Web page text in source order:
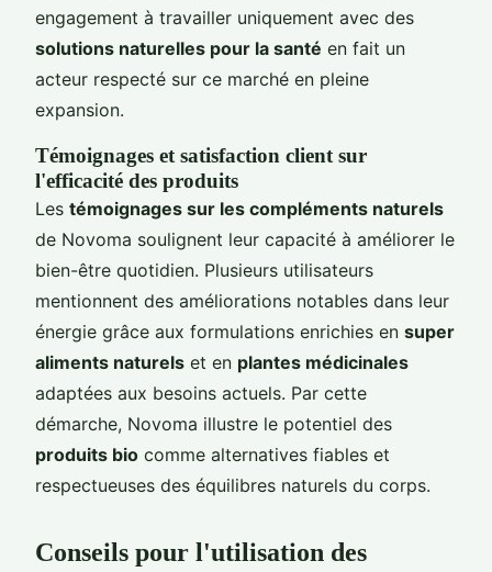
engagement à travailler uniquement avec des
solutions naturelles pour la santé en fait un
acteur respecté sur ce marché en pleine
expansion.
Témoignages et satisfaction client sur
l'efficacité des produits
Les témoignages sur les compléments naturels
de Novoma soulignent leur capacité à améliorer le
bien-être quotidien. Plusieurs utilisateurs
mentionnent des améliorations notables dans leur
énergie grâce aux formulations enrichies en super
aliments naturels et en plantes médicinales
adaptées aux besoins actuels. Par cette
démarche, Novoma illustre le potentiel des
produits bio comme alternatives fiables et
respectueuses des équilibres naturels du corps.
Conseils pour l'utilisation des